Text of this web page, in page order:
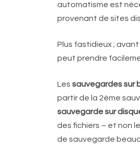
automatisme est
provenant de sites
Plus fastidieux ;
peut prendre
Les sauvegardes sur
partir de la 2ème
sauvegarde sur
des fichiers – et non
de sauvegarde